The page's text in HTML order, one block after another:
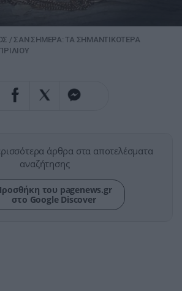
/ ΣΑΝ ΣΗΜΕΡΑ: ΤΑ ΣΗΜΑΝΤΙΚΟΤΕΡΑ
άρθρα στα αποτελέσματα
αναζήτησης
του pagenews.gr
στο Google Discover